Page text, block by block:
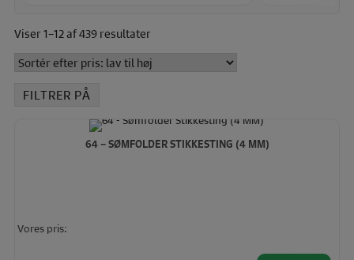
Viser 1–12 af 439 resultaterSorteret
pris:
FILTRER PÅ
64 – SØMFOLDER STIKKESTING (4 MM)
Vores pris: